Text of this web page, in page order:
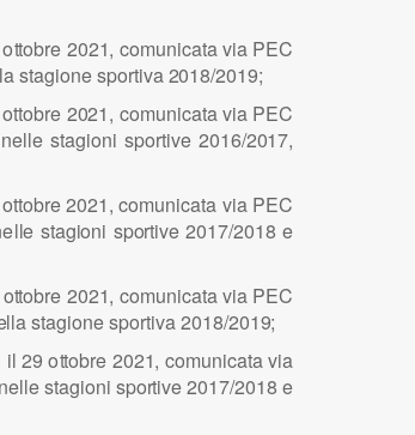
ttobre 2021, comunicata via PEC
a stagione sportiva2018/2019;
ttobre 2021, comunicata via PEC
elle stagioni sportive 2016/2017,
ttobre 2021, comunicata via PEC
elle stagioni sportive 2017/2018 e
ttobre 2021, comunicata via PEC
lla stagione sportiva2018/2019;
il 29 ottobre 2021, comunicata via
elle stagioni sportive 2017/2018 e